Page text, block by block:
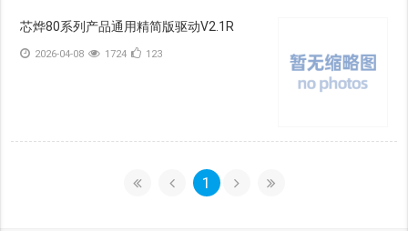
芯烨80系列产品通用精简版驱动V2.1R
2026-04-08 1724 123
1